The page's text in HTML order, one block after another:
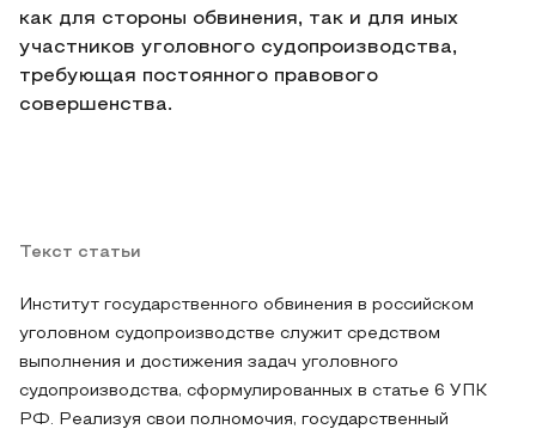
как для стороны обвинения, так и для иных
участников уголовного судопроизводства,
требующая постоянного правового
совершенства.
Текст статьи
Институт государственного обвинения в российском
уголовном судопроизводстве служит средством
выполнения и достижения задач уголовного
судопроизводства, сформулированных в статье 6 УПК
РФ. Реализуя свои полномочия, государственный